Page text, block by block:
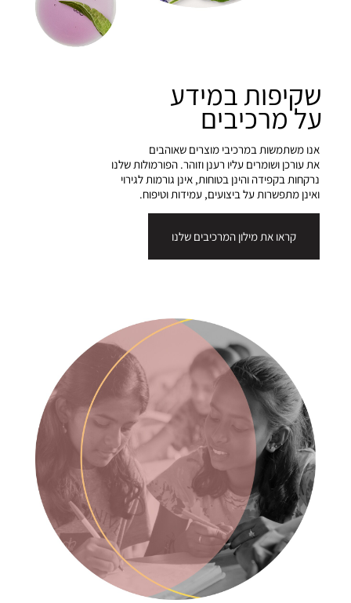
שקיפות במידע
על מרכיבים
אנו משתמשות במרכיבי מוצרים שאוהבים
את עורכן ושומרים עליו רענן וזוהר. הפורמולות שלנו
נרקחות בקפידה והינן בטוחות, אינן גורמות לגירוי
ואינן מתפשרות על ביצועים, עמידות וטיפוח.
קראו את מילון המרכיבים שלנו